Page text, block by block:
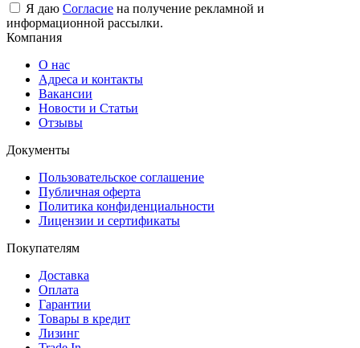
Я даю Согласие на получение рекламной и
информационной рассылки.
Компания
О нас
Адреса и контакты
Вакансии
Новости и Статьи
Отзывы
Документы
Пользовательское соглашение
Публичная оферта
Политика конфиденциальности
Лицензии и сертификаты
Покупателям
Доставка
Оплата
Гарантии
Товары в кредит
Лизинг